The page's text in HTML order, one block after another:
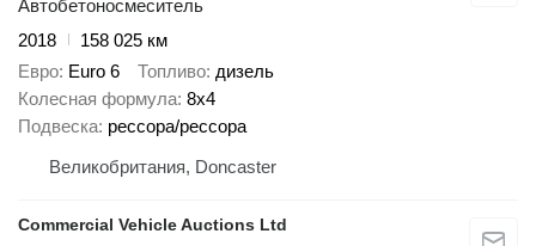
Автобетоносмеситель
2018
158 025 км
Евро Euro 6 Топливо дизель
Колесная формула 8x4
Подвеска рессора/рессора
Великобритания, Doncaster
Commercial Vehicle Auctions Ltd